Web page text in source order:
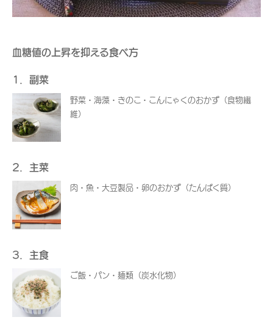
血糖値の上昇を抑える食べ方
1．副菜
野菜・海藻・きのこ・こんにゃくのおかず（食物繊
維）
2．主菜
肉・魚・大豆製品・卵のおかず（たんぱく質）
3．主食
ご飯・パン・麺類（炭水化物）